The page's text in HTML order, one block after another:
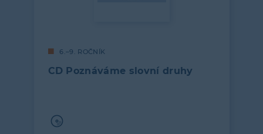
6.–9. ROČNÍK
CD Poznáváme slovní druhy